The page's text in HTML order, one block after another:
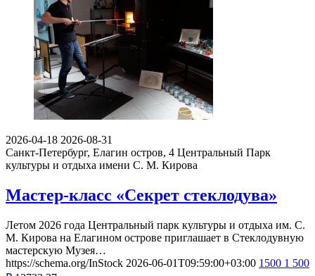
2026-04-18 2026-08-31
Санкт-Петербург, Елагин остров, 4 Центральный Парк
культуры и отдыха имени С. М. Кирова
Мастер-класс «Секрет стеклодува»
Летом 2026 года Центральный парк культуры и отдыха им. С.
М. Кирова на Елагином острове приглашает в Стеклодувную
мастерскую Музея…
https://schema.org/InStock 2026-06-01T09:59:00+03:00 1500 1 500